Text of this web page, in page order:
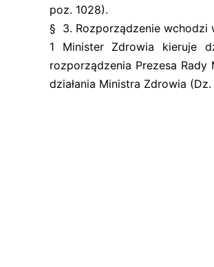
poz. 1028).
§ 3. Rozporządzenie wchodzi
1 Minister Zdrowia kieruje
rozporządzenia Prezesa
działania Ministra Zdrowia